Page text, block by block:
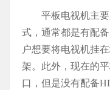
平板电视机主
式，通常都是有配
户想要将电视机挂
架。此外，现在的
口，但是没有配备